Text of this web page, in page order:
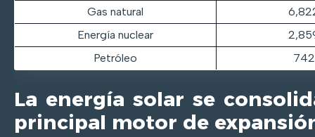
Gas natural
Energía nuclear
Petróleo
La energía solar se
principal motor de